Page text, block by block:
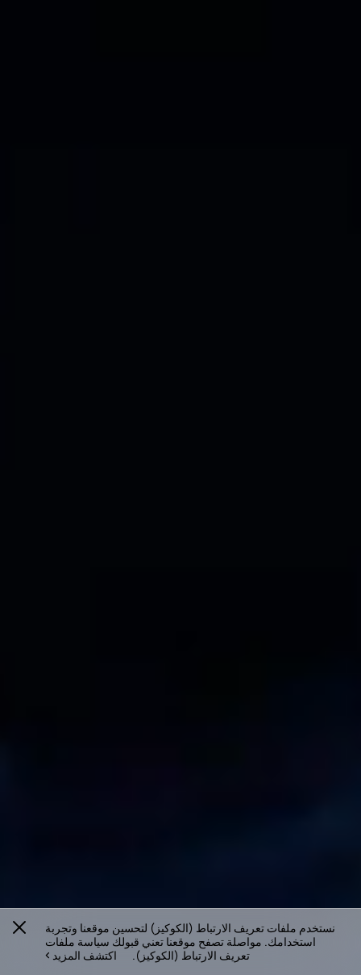
نستخدم ملفات تعريف الارتباط (الكوكيز) لتحسين موقعنا وتجربة
استخدامك. مواصلة تصفح موقعنا تعني قبولك سياسة ملفات
تعريف الارتباط (الكوكيز).
اكتشف المزيد